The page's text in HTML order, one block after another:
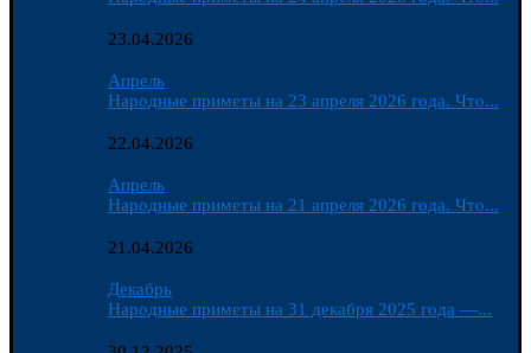
23.04.2026
Апрель
Народные приметы на 23 апреля 2026 года. Что...
22.04.2026
Апрель
Народные приметы на 21 апреля 2026 года. Что...
21.04.2026
Декабрь
Народные приметы на 31 декабря 2025 года —...